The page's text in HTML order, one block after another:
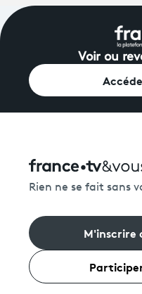
Voir ou
Rien ne se fait sans
M'inscrire